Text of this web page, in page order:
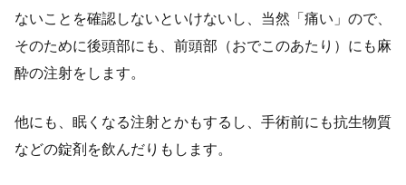
ないことを確認しないといけないし、当然「痛い」ので、
そのために後頭部にも、前頭部（おでこのあたり）にも麻
酔の注射をします。
他にも、眠くなる注射とかもするし、手術前にも抗生物質
などの錠剤を飲んだりもします。